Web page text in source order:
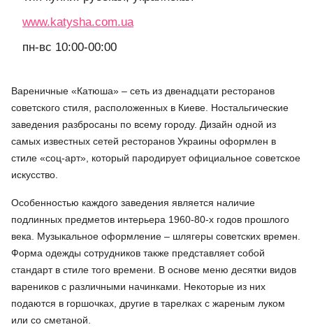
www.katysha.com.ua
пн-вс 10:00-00:00
Вареничные «Катюша» – сеть из двенадцати ресторанов
советского стиля, расположенных в Киеве. Ностальгические
заведения разбросаны по всему городу. Дизайн одной из
самых известных сетей ресторанов Украины оформлен в
стиле «соц-арт», который пародирует официальное советское
искусство.
Особенностью каждого заведения является наличие
подлинных предметов интерьера 1960-80-х годов прошлого
века. Музыкальное оформление – шлягеры советских времен.
Форма одежды сотрудников также представляет собой
стандарт в стиле того времени. В основе меню десятки видов
вареников с различными начинками. Некоторые из них
подаются в горшочках, другие в тарелках с жареным луком
или со сметаной.